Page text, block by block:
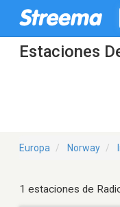
Estaciones
Europa Norway
1 estaciones de